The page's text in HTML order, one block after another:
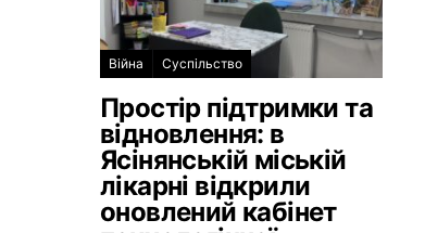
Війна Суспільство
Простір підтримки та
відновлення: в
Ясінянській міській
лікарні відкрили
оновлений кабінет